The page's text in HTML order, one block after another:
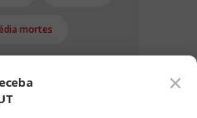
mortes